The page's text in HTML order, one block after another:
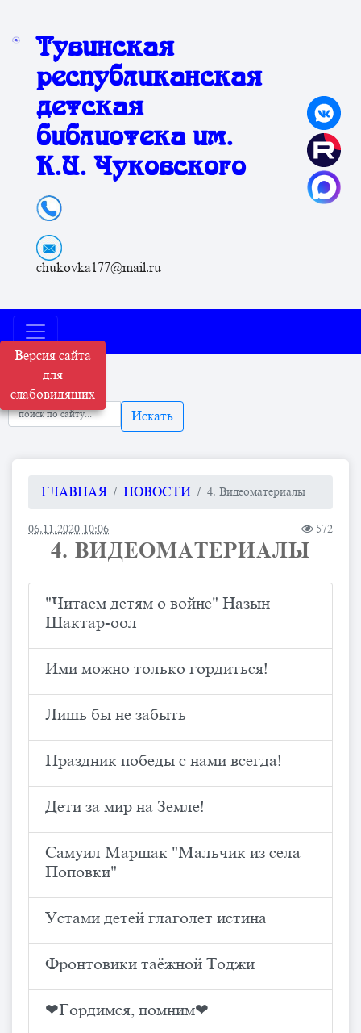
Версия сайта
для
слабовидящих
Тувинская
республиканская
детская
библиотека им.
К.И. Чуковского
chukovka177@mail.ru
Искать
ГЛАВНАЯ НОВОСТИ 4. Видеоматериалы
06.11.2020 10:06 572
4. ВИДЕОМАТЕРИАЛЫ
"Читаем детям о войне" Назын
Шактар-оол
Ими можно только гордиться!
Лишь бы не забыть
Праздник победы с нами всегда!
Дети за мир на Земле!
Самуил Маршак "Мальчик из села
Поповки"
Устами детей глаголет истина
Фронтовики таёжной Тоджи
❤Гордимся, помним❤